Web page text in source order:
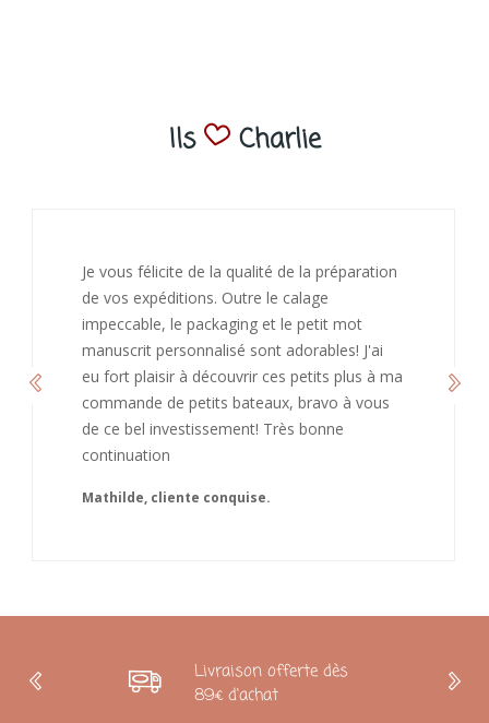
Ils Charlie
J’ai adoré ouvrir ce paquet votre message est
bienveillant et fait plaisir. Je ne manquerai pas
de recommandé chez vous. Bonne
continuation et merci à vous.
Caroline
Livraison offerte dès
89€ d'achat